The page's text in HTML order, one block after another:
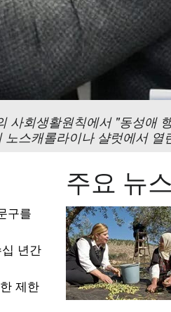
회생활원칙에서 "동성애
스캐롤라이나 샬럿에서
구를
년간
제한
주요 뉴스